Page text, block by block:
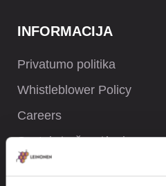
INFORMACIJA
Privatumo politika
Whistleblower Policy
Careers
Svetainės žemėlapis